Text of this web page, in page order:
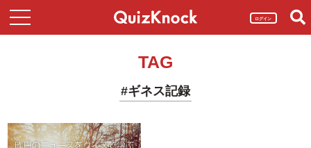
ログイン
TAG
#ギネス記録